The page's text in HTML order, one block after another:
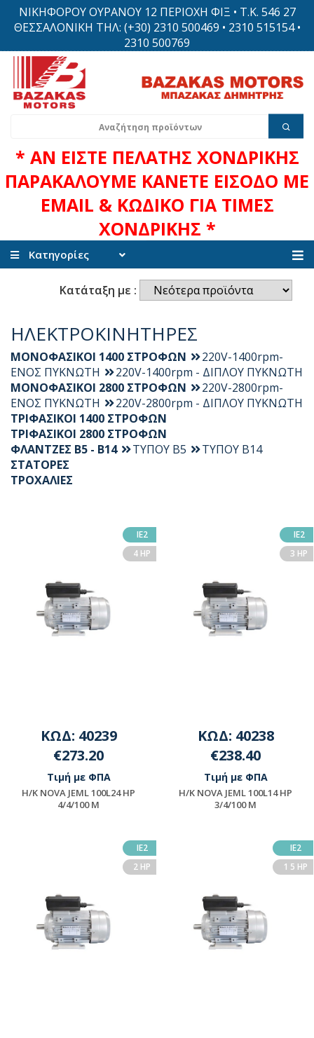
ΝΙΚΗΦΟΡΟΥ ΟΥΡΑΝΟΥ 12 ΠΕΡΙΟΧΗ ΦΙΞ • Τ.Κ. 546 27
ΘΕΣΣΑΛΟΝΙΚΗ ΤΗΛ: (+30) 2310 500469 • 2310 515154 •
2310 500769
* ΑΝ ΕΙΣΤΕ ΠΕΛΑΤΗΣ ΧΟΝΔΡΙΚΗΣ
ΠΑΡΑΚΑΛΟΥΜΕ ΚΑΝΕΤΕ ΕΙΣΟΔΟ ΜΕ
EMAIL & ΚΩΔΙΚΟ ΓΙΑ ΤΙΜΕΣ
ΧΟΝΔΡΙΚΗΣ *
Κατηγορίες
Κατάταξη με :
ΗΛΕΚΤΡΟΚΙΝΗΤΗΡΕΣ
ΜΟΝΟΦΑΣΙΚΟΙ 1400 ΣΤΡΟΦΩΝ
220V-1400rpm-
ΕΝΟΣ ΠΥΚΝΩΤΗ
220V-1400rpm - ΔΙΠΛΟΥ ΠΥΚΝΩΤΗ
ΜΟΝΟΦΑΣΙΚΟΙ 2800 ΣΤΡΟΦΩΝ
220V-2800rpm-
ΕΝΟΣ ΠΥΚΝΩΤΗ
220V-2800rpm - ΔΙΠΛΟΥ ΠΥΚΝΩΤΗ
ΤΡΙΦΑΣΙΚΟΙ 1400 ΣΤΡΟΦΩΝ
ΤΡΙΦΑΣΙΚΟΙ 2800 ΣΤΡΟΦΩΝ
ΦΛΑΝΤΖΕΣ Β5 - Β14
ΤΥΠΟΥ Β5
ΤΥΠΟΥ Β14
ΣΤΑΤΟΡΕΣ
ΤΡΟΧΑΛΙΕΣ
ΙΕ2
4 HP
ΚΩΔ: 40239
€273.20
Τιμή με ΦΠΑ
H/K NOVA JEML 100L24 HP
4/4/100 M
ΙΕ2
3 HP
ΚΩΔ: 40238
€238.40
Τιμή με ΦΠΑ
H/K NOVA JEML 100L14 HP
3/4/100 M
ΙΕ2
2 HP
ΙΕ2
1 5 HP